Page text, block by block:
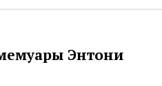
Энтони